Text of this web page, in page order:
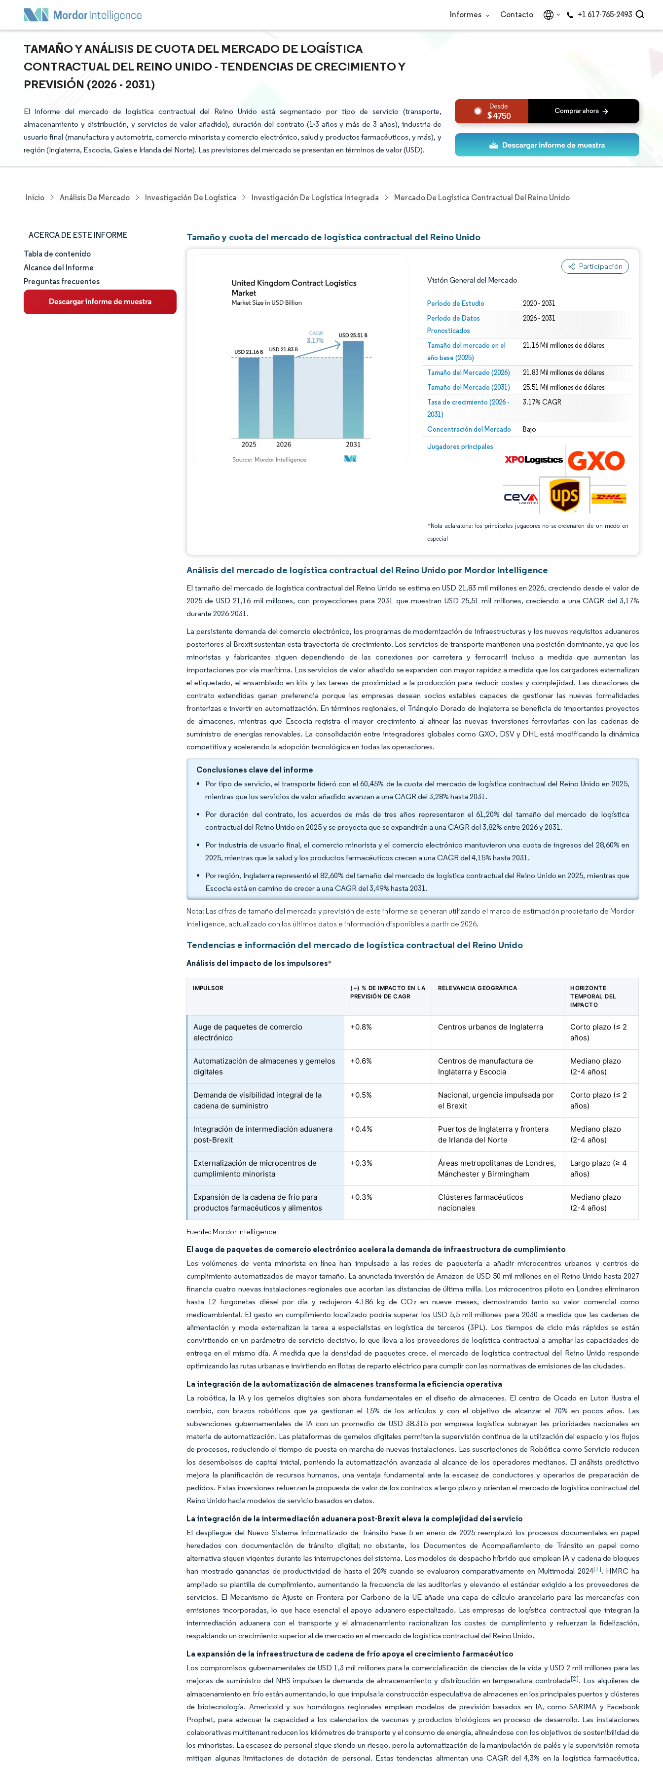
Informes Contacto +1 617-765-2493
TAMAÑO Y ANÁLISIS DE CUOTA DEL MERCADO DE LOGÍSTICA
CONTRACTUAL DEL REINO UNIDO - TENDENCIAS DE CRECIMIENTO Y
PREVISIÓN (2026 - 2031)
El informe del mercado de logística contractual del Reino Unido está segmentado por tipo de servicio (transporte,
almacenamiento y distribución, y servicios de valor añadido), duración del contrato (1-3 años y más de 3 años), industria de
usuario final (manufactura y automotriz, comercio minorista y comercio electrónico, salud y productos farmacéuticos, y más), y
región (Inglaterra, Escocia, Gales e Irlanda del Norte). Las previsiones del mercado se presentan en términos de valor (USD).
4750
Inicio Análisis De Mercado Investigación De Logística Investigación De Logística Integrada Mercado De Logística Contractual Del Reino Unido
ACERCA DE ESTE INFORME
Tamaño y cuota de mercado
Análisis de mercado
Tendencias e ideas
Tabla de contenido
Alcance del Informe
Preguntas frecuentes
Tamaño y cuota del mercado de logística contractual del Reino Unido
Participación
Visión General del Mercado
Período de Estudio 2020 - 2031
Período de Datos
Pronosticados
2026 - 2031
Tamaño del mercado en el
año base (2025)
21.16 Mil millones de dólares
Tamaño del Mercado (2026) 21.83 Mil millones de dólares
Tamaño del Mercado (2031) 25.51 Mil millones de dólares
Tasa de crecimiento (2026 -
2031)
3.17% CAGR
Concentración del Mercado Bajo
Jugadores principales
*Nota aclaratoria: los principales jugadores no se ordenaron de un modo en
especial
Imagen © Mordor Intelligence. El uso requiere atribución según CC BY 4.0.
Imagen © Mordor Intelligence. El uso requiere atribución según CC BY 4.0.
Análisis del mercado de logística contractual del Reino Unido por Mordor Intelligence
El tamaño del mercado de logística contractual del Reino Unido se estima en USD 21,83 mil millones en 2026, creciendo desde el valor de
2025 de USD 21,16 mil millones, con proyecciones para 2031 que muestran USD 25,51 mil millones, creciendo a una CAGR del 3,17%
durante 2026-2031.
La persistente demanda del comercio electrónico, los programas de modernización de infraestructuras y los nuevos requisitos aduaneros
posteriores al Brexit sustentan esta trayectoria de crecimiento. Los servicios de transporte mantienen una posición dominante, ya que los
minoristas y fabricantes siguen dependiendo de las conexiones por carretera y ferrocarril incluso a medida que aumentan las
importaciones por vía marítima. Los servicios de valor añadido se expanden con mayor rapidez a medida que los cargadores externalizan
el etiquetado, el ensamblado en kits y las tareas de proximidad a la producción para reducir costes y complejidad. Las duraciones de
contrato extendidas ganan preferencia porque las empresas desean socios estables capaces de gestionar las nuevas formalidades
fronterizas e invertir en automatización. En términos regionales, el Triángulo Dorado de Inglaterra se beneficia de importantes proyectos
de almacenes, mientras que Escocia registra el mayor crecimiento al alinear las nuevas inversiones ferroviarias con las cadenas de
suministro de energías renovables. La consolidación entre integradores globales como GXO, DSV y DHL está modificando la dinámica
competitiva y acelerando la adopción tecnológica en todas las operaciones.
Conclusiones clave del informe
Por tipo de servicio, el transporte lideró con el 60,45% de la cuota del mercado de logística contractual del Reino Unido en 2025,
mientras que los servicios de valor añadido avanzan a una CAGR del 3,28% hasta 2031.
Por duración del contrato, los acuerdos de más de tres años representaron el 61,20% del tamaño del mercado de logística
contractual del Reino Unido en 2025 y se proyecta que se expandirán a una CAGR del 3,82% entre 2026 y 2031.
Por industria de usuario final, el comercio minorista y el comercio electrónico mantuvieron una cuota de ingresos del 28,60% en
2025, mientras que la salud y los productos farmacéuticos crecen a una CAGR del 4,15% hasta 2031.
Por región, Inglaterra representó el 82,60% del tamaño del mercado de logística contractual del Reino Unido en 2025, mientras que
Escocia está en camino de crecer a una CAGR del 3,49% hasta 2031.
Nota: Las cifras de tamaño del mercado y previsión de este informe se generan utilizando el marco de estimación propietario de Mordor
Intelligence, actualizado con los últimos datos e información disponibles a partir de 2026.
Tendencias e información del mercado de logística contractual del Reino Unido
Análisis del impacto de los impulsores*
IMPULSOR
(~) % DE IMPACTO EN LA
PREVISIÓN DE CAGR
RELEVANCIA GEOGRÁFICA
HORIZONTE
TEMPORAL DEL
IMPACTO
Auge de paquetes de comercio
electrónico
+0.8% Centros urbanos de Inglaterra
Corto plazo (≤ 2
años)
Automatización de almacenes y gemelos
digitales
+0.6%
Centros de manufactura de
Inglaterra y Escocia
Mediano plazo
(2-4 años)
Demanda de visibilidad integral de la
cadena de suministro
+0.5%
Nacional, urgencia impulsada por
el Brexit
Corto plazo (≤ 2
años)
Integración de intermediación aduanera
post-Brexit
+0.4%
Puertos de Inglaterra y frontera
de Irlanda del Norte
Mediano plazo
(2-4 años)
Externalización de microcentros de
cumplimiento minorista
+0.3%
Áreas metropolitanas de Londres,
Mánchester y Birmingham
Largo plazo (≥ 4
años)
Expansión de la cadena de frío para
productos farmacéuticos y alimentos
+0.3%
Clústeres farmacéuticos
nacionales
Mediano plazo
(2-4 años)
Fuente: Mordor Intelligence
El auge de paquetes de comercio electrónico acelera la demanda de infraestructura de cumplimiento
Los volúmenes de venta minorista en línea han impulsado a las redes de paquetería a añadir microcentros urbanos y centros de
cumplimiento automatizados de mayor tamaño. La anunciada inversión de Amazon de USD 50 mil millones en el Reino Unido hasta 2027
financia cuatro nuevas instalaciones regionales que acortan las distancias de última milla. Los microcentros piloto en Londres eliminaron
hasta 12 furgonetas diésel por día y redujeron 4.186 kg de CO₂ en nueve meses, demostrando tanto su valor comercial como
medioambiental. El gasto en cumplimiento localizado podría superar los USD 5,5 mil millones para 2030 a medida que las cadenas de
alimentación y moda externalizan la tarea a especialistas en logística de terceros (3PL). Los tiempos de ciclo más rápidos se están
convirtiendo en un parámetro de servicio decisivo, lo que lleva a los proveedores de logística contractual a ampliar las capacidades de
entrega en el mismo día. A medida que la densidad de paquetes crece, el mercado de logística contractual del Reino Unido responde
optimizando las rutas urbanas e invirtiendo en flotas de reparto eléctrico para cumplir con las normativas de emisiones de las ciudades.
La integración de la automatización de almacenes transforma la eficiencia operativa
La robótica, la IA y los gemelos digitales son ahora fundamentales en el diseño de almacenes. El centro de Ocado en Luton ilustra el
cambio, con brazos robóticos que ya gestionan el 15% de los artículos y con el objetivo de alcanzar el 70% en pocos años. Las
subvenciones gubernamentales de IA con un promedio de USD 38.315 por empresa logística subrayan las prioridades nacionales en
materia de automatización. Las plataformas de gemelos digitales permiten la supervisión continua de la utilización del espacio y los flujos
de procesos, reduciendo el tiempo de puesta en marcha de nuevas instalaciones. Las suscripciones de Robótica como Servicio reducen
los desembolsos de capital inicial, poniendo la automatización avanzada al alcance de los operadores medianos. El análisis predictivo
mejora la planificación de recursos humanos, una ventaja fundamental ante la escasez de conductores y operarios de preparación de
pedidos. Estas inversiones refuerzan la propuesta de valor de los contratos a largo plazo y orientan el mercado de logística contractual del
Reino Unido hacia modelos de servicio basados en datos.
La integración de la intermediación aduanera post-Brexit eleva la complejidad del servicio
El despliegue del Nuevo Sistema Informatizado de Tránsito Fase 5 en enero de 2025 reemplazó los procesos documentales en papel
heredados con documentación de tránsito digital; no obstante, los Documentos de Acompañamiento de Tránsito en papel como
alternativa siguen vigentes durante las interrupciones del sistema. Los modelos de despacho híbrido que emplean IA y cadena de bloques
han mostrado ganancias de productividad de hasta el 20% cuando se evaluaron comparativamente en Multimodal 2024[1]. HMRC ha
ampliado su plantilla de cumplimiento, aumentando la frecuencia de las auditorías y elevando el estándar exigido a los proveedores de
servicios. El Mecanismo de Ajuste en Frontera por Carbono de la UE añade una capa de cálculo arancelario para las mercancías con
emisiones incorporadas, lo que hace esencial el apoyo aduanero especializado. Las empresas de logística contractual que integran la
intermediación aduanera con el transporte y el almacenamiento racionalizan los costes de cumplimiento y refuerzan la fidelización,
respaldando un crecimiento superior al de mercado en el mercado de logística contractual del Reino Unido.
La expansión de la infraestructura de cadena de frío apoya el crecimiento farmacéutico
Los compromisos gubernamentales de USD 1,3 mil millones para la comercialización de ciencias de la vida y USD 2 mil millones para las
mejoras de suministro del NHS impulsan la demanda de almacenamiento y distribución en temperatura controlada[2]. Los alquileres de
almacenamiento en frío están aumentando, lo que impulsa la construcción especulativa de almacenes en los principales puertos y clústeres
de biotecnología. Americold y sus homólogos regionales emplean modelos de previsión basados en IA, como SARIMA y Facebook
Prophet, para adecuar la capacidad a los calendarios de vacunas y productos biológicos en proceso de desarrollo. Las instalaciones
colaborativas multitenant reducen los kilómetros de transporte y el consumo de energía, alineándose con los objetivos de sostenibilidad de
los minoristas. La escasez de personal sigue siendo un riesgo, pero la automatización de la manipulación de palés y la supervisión remota
mitigan algunas limitaciones de dotación de personal. Estas tendencias alimentan una CAGR del 4,3% en la logística farmacéutica,